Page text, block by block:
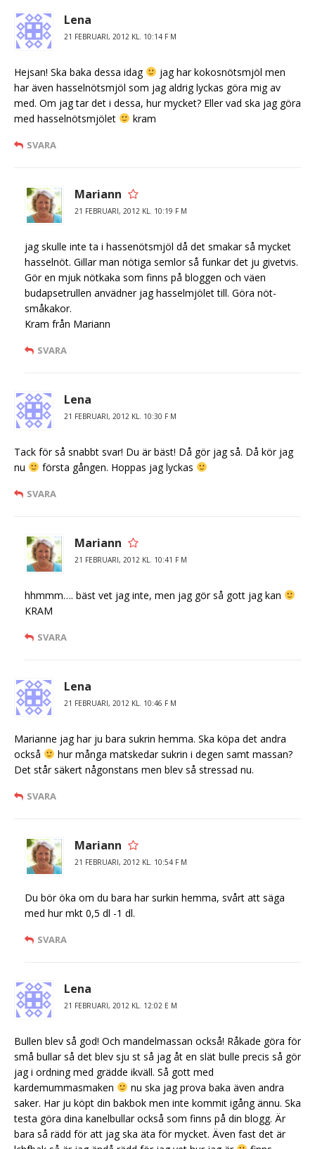
Lena
21 FEBRUARI, 2012 KL. 10:14 F M
Hejsan! Ska baka dessa idag
jag har kokosnötsmjöl men
har även hasselnötsmjöl som jag aldrig lyckas göra mig av
med. Om jag tar det i dessa, hur mycket? Eller vad ska jag göra
med hasselnötsmjölet
kram
SVARA
Mariann
21 FEBRUARI, 2012 KL. 10:19 F M
jag skulle inte ta i hassenötsmjöl då det smakar så mycket
hasselnöt. Gillar man nötiga semlor så funkar det ju givetvis.
Gör en mjuk nötkaka som finns på bloggen och väen
budapsetrullen anvädner jag hasselmjölet till. Göra nöt-
småkakor.
Kram från Mariann
SVARA
Lena
21 FEBRUARI, 2012 KL. 10:30 F M
Tack för så snabbt svar! Du är bäst! Då gör jag så. Då kör jag
nu
första gången. Hoppas jag lyckas
SVARA
Mariann
21 FEBRUARI, 2012 KL. 10:41 F M
hhmmm…. bäst vet jag inte, men jag gör så gott jag kan
KRAM
SVARA
Lena
21 FEBRUARI, 2012 KL. 10:46 F M
Marianne jag har ju bara sukrin hemma. Ska köpa det andra
också
hur många matskedar sukrin i degen samt massan?
Det står säkert någonstans men blev så stressad nu.
SVARA
Mariann
21 FEBRUARI, 2012 KL. 10:54 F M
Du bör öka om du bara har surkin hemma, svårt att säga
med hur mkt 0,5 dl -1 dl.
SVARA
Lena
21 FEBRUARI, 2012 KL. 12:02 E M
Bullen blev så god! Och mandelmassan också! Råkade göra för
små bullar så det blev sju st så jag åt en slät bulle precis så gör
jag i ordning med grädde ikväll. Så gott med
kardemummasmaken
nu ska jag prova baka även andra
saker. Har ju köpt din bakbok men inte kommit igång ännu. Ska
testa göra dina kanelbullar också som finns på din blogg. Är
bara så rädd för att jag ska äta för mycket. Även fast det är